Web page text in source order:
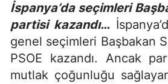
İspanya’da seçimleri
partisi kazandı…
genel seçimleri Başbakan
PSOE kazandı. Ancak
mutlak çoğunluğu